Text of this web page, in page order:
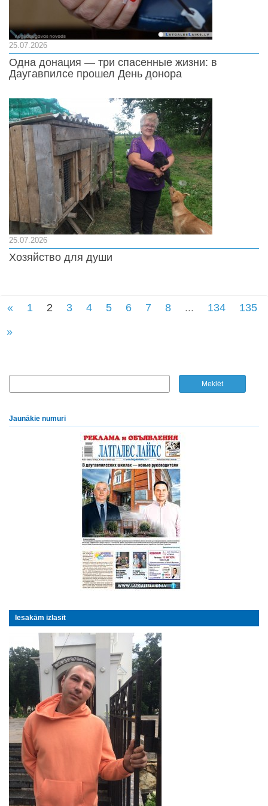
25.07.2026
Одна донация — три спасенные жизни: в
Даугавпилсе прошел День донора
25.07.2026
Хозяйство для души
« 1 2 3 4 5 6 7 8 ... 134
135
»
Jaunākie numuri
Iesakām izlasīt